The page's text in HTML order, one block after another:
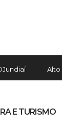
Alto
E TURISMO